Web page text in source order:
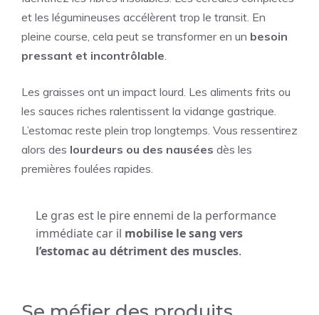
et les légumineuses accélèrent trop le transit. En
pleine course, cela peut se transformer en un besoin
pressant et incontrôlable.
Les graisses ont un impact lourd. Les aliments frits ou
les sauces riches ralentissent la vidange gastrique.
L’estomac reste plein trop longtemps. Vous ressentirez
alors des lourdeurs ou des nausées dès les
premières foulées rapides.
Le gras est le pire ennemi de la performance
immédiate car il mobilise le sang vers
l’estomac au détriment des muscles.